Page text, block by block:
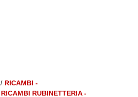
/ RICAMBI -
RICAMBI RUBINETTERIA -